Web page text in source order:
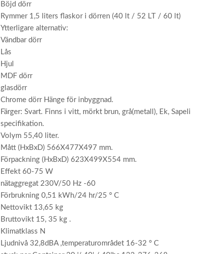
Böjd dörr
Rymmer 1,5 liters flaskor i dörren (40 lt / 52 LT / 60 lt)
Ytterligare alternativ:
Vändbar dörr
Lås
Hjul
MDF dörr
glasdörr
Chrome dörr Hänge för inbyggnad.
Färger: Svart. Finns i vitt, mörkt brun, grå(metall), Ek, Sapeli
specifikation.
Volym 55,40 liter.
Mått (HxBxD) 566X477X497 mm.
Förpackning (HxBxD) 623X499X554 mm.
Effekt 60-75 W
nätaggregat 230V/50 Hz -60
Förbrukning 0,51 kWh/24 hr/25 ° C
Nettovikt 13,65 kg
Bruttovikt 15, 35 kg .
Klimatklass N
Ljudnivå 32,8dBA ,temperaturområdet 16-32 ° C